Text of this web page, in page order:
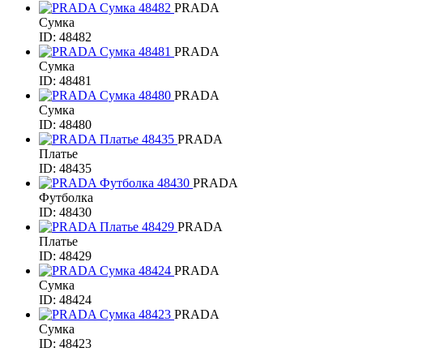
PRADA
Сумка
ID: 48482
PRADA
Сумка
ID: 48481
PRADA
Сумка
ID: 48480
PRADA
Платье
ID: 48435
PRADA
Футболка
ID: 48430
PRADA
Платье
ID: 48429
PRADA
Сумка
ID: 48424
PRADA
Сумка
ID: 48423